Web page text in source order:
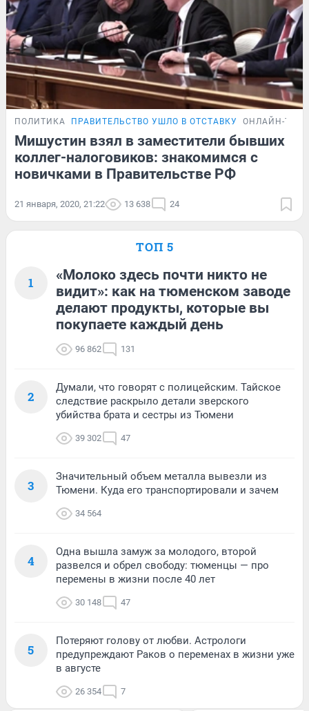
ПОЛИТИКА ПРАВИТЕЛЬСТВО УШЛО В ОТСТАВКУ ОНЛАЙН-
Мишустин взял в заместители бывших
коллег-налоговиков: знакомимся с
новичками в Правительстве РФ
21 января, 2020, 21:22 13 638 24
ТОП 5
1
«Молоко здесь почти никто не
видит»: как на тюменском заводе
делают продукты, которые вы
покупаете каждый день
96 862 131
2
Думали, что говорят с полицейским. Тайское
следствие раскрыло детали зверского
убийства брата и сестры из Тюмени
39 302 47
3
Значительный объем металла вывезли из
Тюмени. Куда его транспортировали и зачем
34 564
4
Одна вышла замуж за молодого, второй
развелся и обрел свободу: тюменцы — про
перемены в жизни после 40 лет
30 148 47
5
Потеряют голову от любви. Астрологи
предупреждают Раков о переменах в жизни уже
в августе
26 354 7